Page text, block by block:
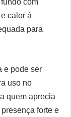
calor à
para
e pode ser
uso no
quem aprecia
forte e